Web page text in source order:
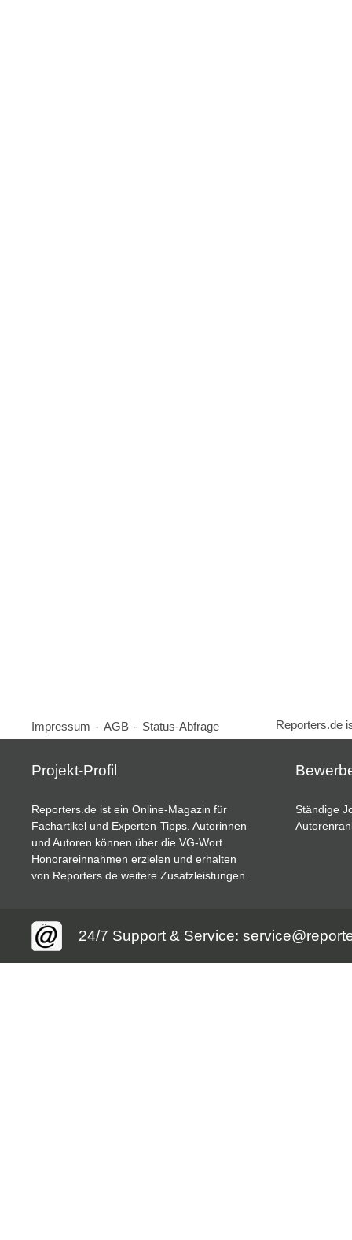
Impressum - AGB - Status-Abfrage Reporters.de
Projekt-Profil
Reporters.de ist ein Online-Magazin für
Fachartikel und Experten-Tipps. Autorinnen
und Autoren können über die VG-Wort
Honorareinnahmen erzielen und erhalten
von Reporters.de weitere Zusatzleistungen.
Ständige
24/7 Support & Service: